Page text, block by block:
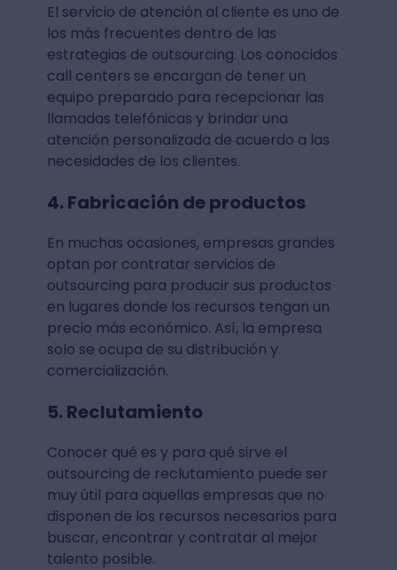
El servicio de atención al cliente es uno de
los más frecuentes dentro de las
estrategias de outsourcing. Los conocidos
call centers se encargan de tener un
equipo preparado para recepcionar las
llamadas telefónicas y brindar una
atención personalizada de acuerdo a las
necesidades de los clientes.
4. Fabricación de productos
En muchas ocasiones, empresas grandes
optan por contratar servicios de
outsourcing para producir sus productos
en lugares donde los recursos tengan un
precio más económico. Así, la empresa
solo se ocupa de su distribución y
comercialización.
5. Reclutamiento
Conocer qué es y para qué sirve el
outsourcing de reclutamiento puede ser
muy útil para aquellas empresas que no
disponen de los recursos necesarios para
buscar, encontrar y contratar al mejor
talento posible.